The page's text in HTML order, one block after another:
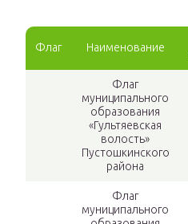
Флаг Наименование
Флаг
муниципального
образования
«Гультяевская
волость»
Пустошкинского
района
Флаг
муниципального